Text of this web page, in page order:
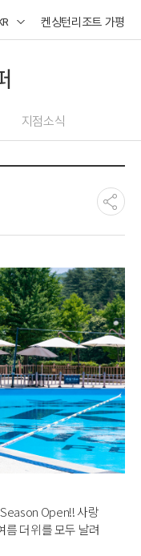
켄싱턴리조트 가평
지점소식
Open!! 사랑
름 더위를 모두 날려